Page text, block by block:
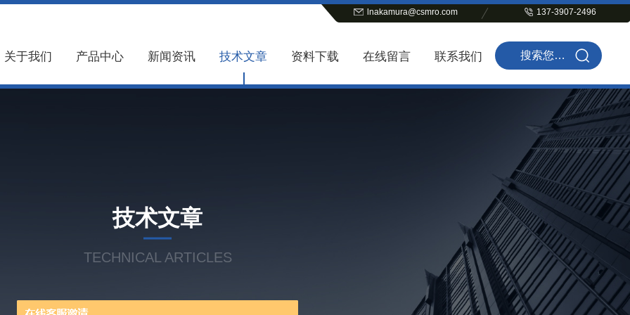
lnakamura@csmro.com 137-3907-2496
关于我们 产品中心 新闻资讯 技术文章 资料下载 在线留言 联系我们
技术文章
TECHNICAL ARTICLES